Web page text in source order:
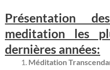
Présentation
meditation les
dernières années:
Méditation